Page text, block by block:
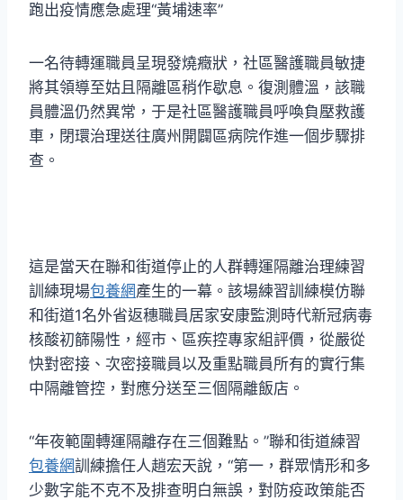
跑出疫情應急處理“黃埔速率”
一名待轉運職員呈現發燒癥狀，社區醫護職員敏捷
將其領導至姑且隔離區稍作歇息。復測體溫，該職
員體溫仍然異常，于是社區醫護職員呼喚負壓救護
車，閉環治理送往廣州開闢區病院作進一個步驟排
查。
這是當天在聯和街道停止的人群轉運隔離治理練習
訓練現場包養網產生的一幕。該場練習訓練模仿聯
和街道1名外省返穗職員居家安康監測時代新冠病毒
核酸初篩陽性，經市、區疾控專家組評價，從嚴從
快對密接、次密接職員以及重點職員所有的實行集
中隔離管控，對應分送至三個隔離飯店。
“年夜範圍轉運隔離存在三個難點。”聯和街道練習
包養網訓練擔任人趙宏天說，“第一，群眾情形和多
少數字能不克不及排查明白無誤，對防疫政策能否